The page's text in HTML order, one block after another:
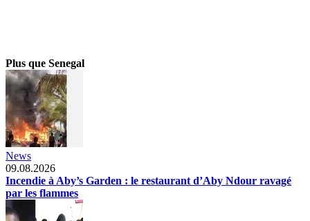
Plus que Senegal
News
09.08.2026
Incendie à Aby’s Garden : le restaurant d’Aby Ndour ravagé
par les flammes